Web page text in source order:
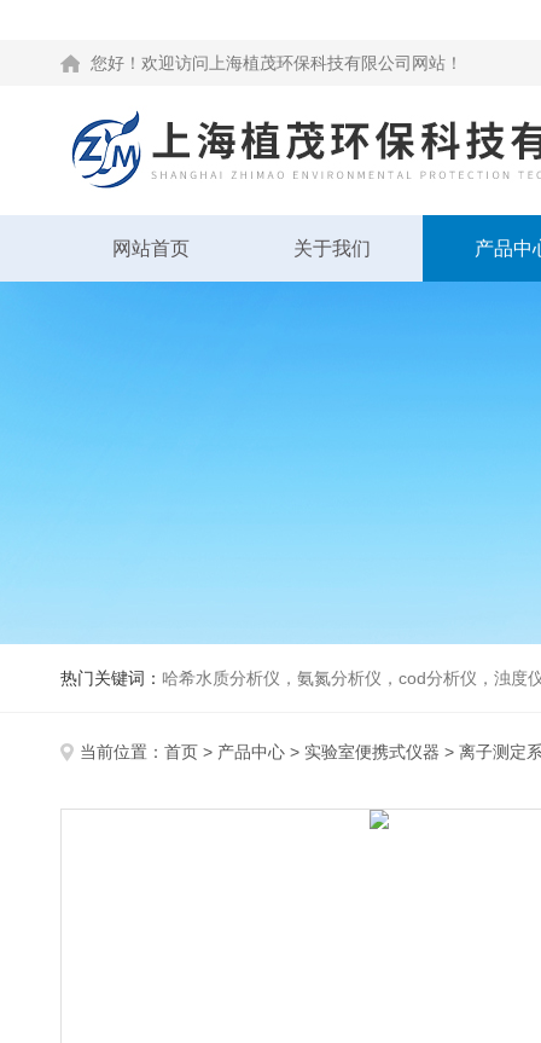
您好！欢迎访问上海植茂环保科技有限公司网站！
网站首页 关于我们 产品中
热门关键词： 哈希水质分析仪，氨氮分析仪，cod分析仪，浊度
当前位置： 首页 > 产品中心 > 实验室便携式仪器 > 离子测定